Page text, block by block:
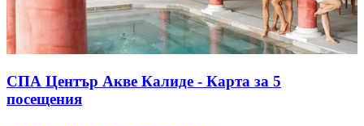
СПА Център Акве Калиде - Карта за 5
посещения